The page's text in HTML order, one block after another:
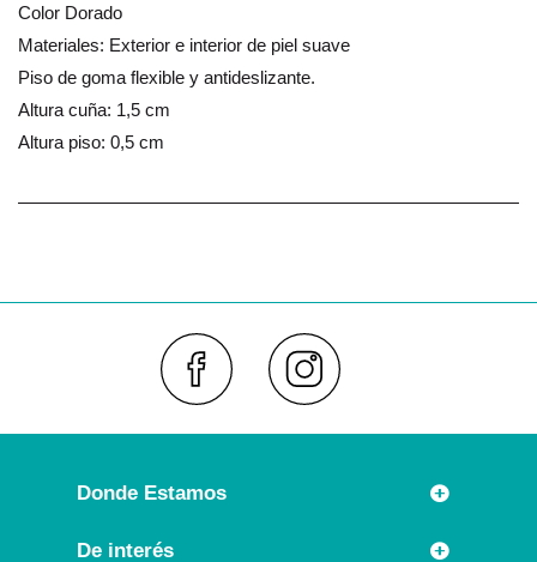
Color Dorado
Materiales: Exterior e interior de piel suave
Piso de goma flexible y antideslizante.
Altura cuña: 1,5 cm
Altura piso: 0,5 cm
Donde Estamos
Rúa Príncipe 7
De interés